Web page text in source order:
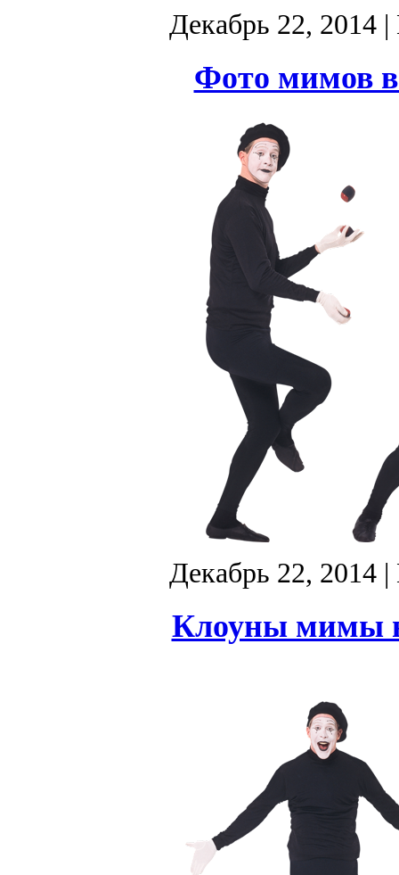
Декабрь 22, 2014|
Фото мимов
Декабрь 22, 2014|
Клоуны мимы